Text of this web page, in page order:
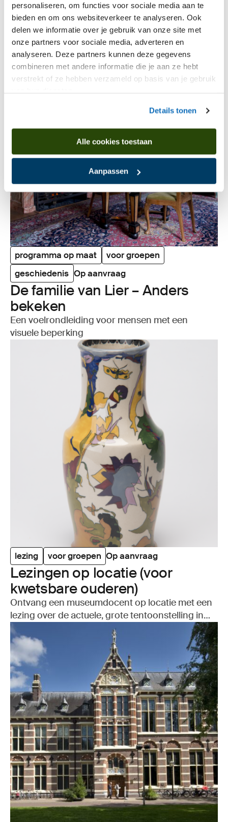
personaliseren, om functies voor sociale media aan te
bieden en om ons websiteverkeer te analyseren. Ook
delen we informatie over je gebruik van onze site met
onze partners voor sociale media, adverteren en
analyseren. Deze partners kunnen deze gegevens
combineren met andere informatie die je aan ze hebt
verstrekt of ze hebben verzameld op basis van je gebruik
Details tonen
Alle cookies toestaan
Aanpassen
oude­ren)
Van Gogh-workshop speciaal voor ouderen (70+)
programma op maat
voor groepen
geschiedenis Op aanvraag
De fami­lie van Lier – Anders
beke­ken
Een voelrondleiding voor mensen met een
visuele beperking
lezing voor groepen Op aanvraag
Lezin­gen op loca­tie (voor
kwets­ba­re oude­ren)
Ontvang een museumdocent op locatie met een
lezing over de actuele, grote tentoonstelling in
het museum.